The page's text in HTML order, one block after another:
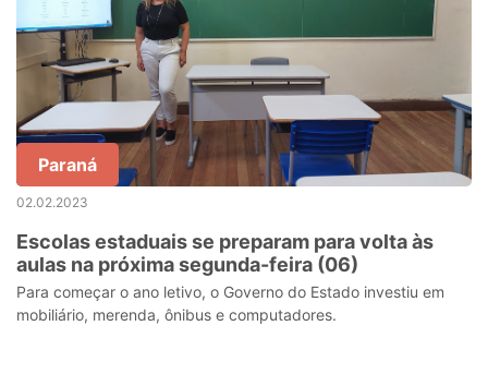
Paraná
02.02.2023
Escolas estaduais se preparam para volta às
aulas na próxima segunda-feira (06)
Para começar o ano letivo, o Governo do Estado investiu em
mobiliário, merenda, ônibus e computadores.